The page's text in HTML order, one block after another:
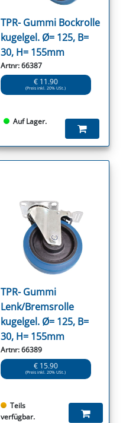
TPR- Gummi Bockrolle
kugelgel. Ø= 125, B=
30, H= 155mm
Artnr: 66387
€ 11.90
(Preis inkl. 20% USt.)
Auf Lager.
TPR- Gummi
Lenk/Bremsrolle
kugelgel. Ø= 125, B=
30, H= 155mm
Artnr: 66389
€ 15.90
(Preis inkl. 20% USt.)
Teils
verfügbar.